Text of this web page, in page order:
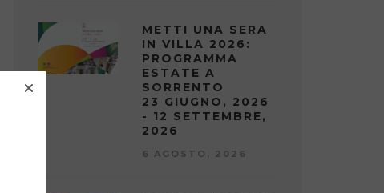
METTI UNA SERA
IN VILLA 2026:
PROGRAMMA
ESTATE A
SORRENTO
23 GIUGNO, 2026
- 12 SETTEMBRE,
2026
6 AGOSTO, 2026